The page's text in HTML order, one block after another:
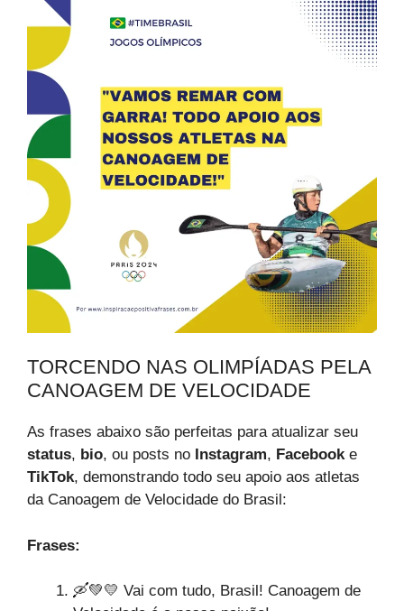
TORCENDO NAS OLIMPÍADAS PELA
CANOAGEM DE VELOCIDADE
As frases abaixo são perfeitas para atualizar seu
status, bio, ou posts no Instagram, Facebooke
TikTok, demonstrando todo seu apoio aos atletas
da Canoagem de Velocidade do Brasil:
Frases:
🛶💚💛 Vai com tudo, Brasil! Canoagem de